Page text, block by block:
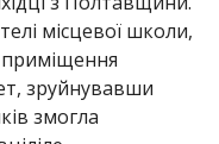
місцевої школи,
зруйнувавши
змогла